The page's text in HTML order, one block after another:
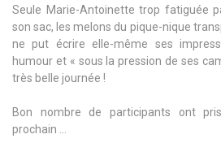
Seule Marie-Antoinette trop fatiguée
son sac, les melons du pique-nique
ne put écrire elle-même ses
humour et « sous la pression de ses
très belle journée !
Bon nombre de participants ont
prochain …